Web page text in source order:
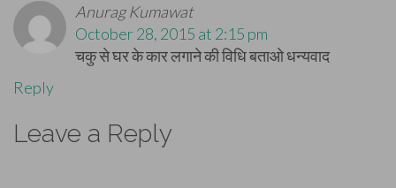
Anurag Kumawat
October 28, 2015 at 2:15 pm
चकु से घर के कार लगाने की विधि बताओ धन्यवाद
Reply
Leave a Reply